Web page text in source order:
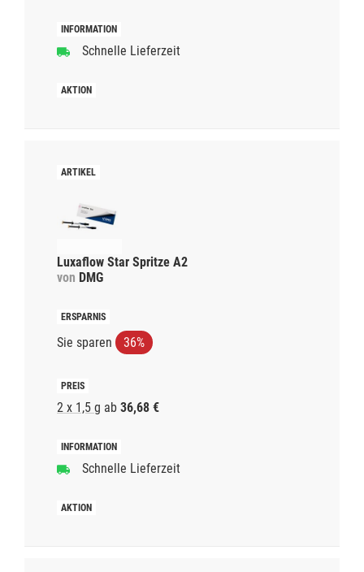
Schnelle Lieferzeit
Luxaflow Star Spritze A2
von DMG
Sie sparen 36%
2 x 1,5 g ab 36,68 €
Schnelle Lieferzeit